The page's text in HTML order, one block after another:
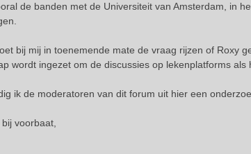
de banden met de Universiteit van Amsterdam, in
bij mij in toenemende mate de vraag rijzen of Roxy
wordt ingezet om de discussies op lekenplatforms als
ik de moderatoren van dit forum uit hier een
voorbaat,